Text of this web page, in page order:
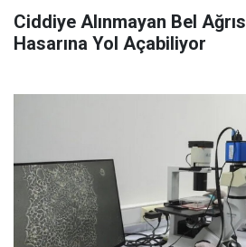
Ciddiye Alınmayan Bel
Hasarına Yol Açabiliyor